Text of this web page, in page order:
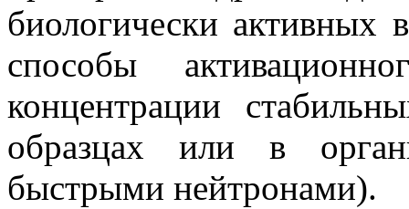
биологически активных
способы
концентрации
образцах или в
быстрыми нейтронами).